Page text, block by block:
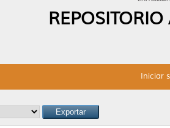
Iniciar